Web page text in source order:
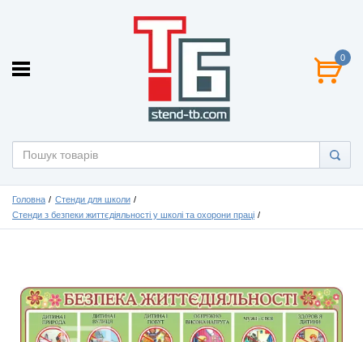
0
Головна
Стенди для школи
Стенди з безпеки життєдіяльності у школі та охорони праці